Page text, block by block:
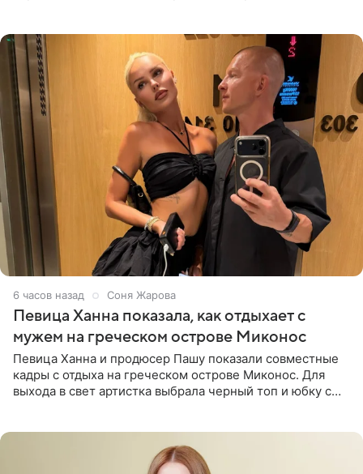
6 часов назад Соня Жарова
Певица Ханна показала, как отдыхает с
мужем на греческом острове Миконос
Певица Ханна и продюсер Пашу показали совместные
кадры с отдыха на греческом острове Миконос. Для
выхода в свет артистка выбрала черный топ и юбку с